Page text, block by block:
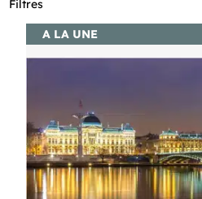
Filtres
A LA UNE